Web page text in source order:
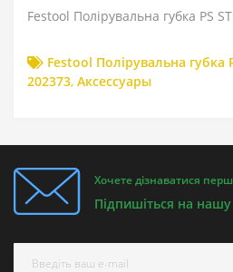
Festool Полірувальна губка PS
Festool Полірувальна губка
202373, Аксессуары
Хочете дізнаватися
Підпишіться на